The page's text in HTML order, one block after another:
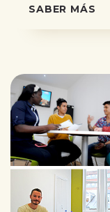
SABER MÁS